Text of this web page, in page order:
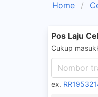
Home
Pos Laju
Cukup
ex.